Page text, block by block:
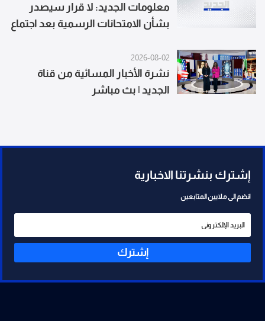
معلومات الجديد: لا قرار سيصدر
بشأن الامتحانات الرسمية بعد اجتماع
لالغاء الامتحانات
2026-08-02
نشرة الأخبار المسائية من قناة
الجديد | بث مباشر
إشترك بنشرتنا الاخبارية
انضم الى ملايين المتابعين
إشترك